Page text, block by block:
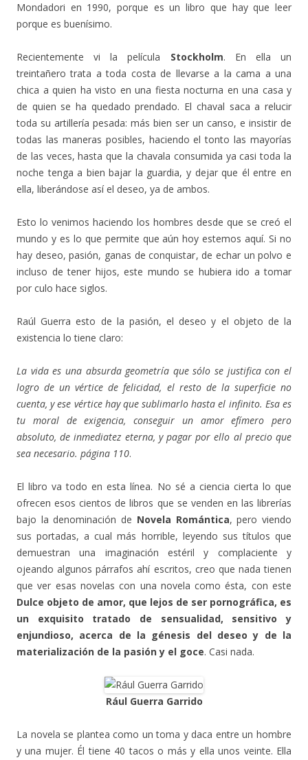
Mondadori en 1990, porque es un libro que hay que leer
porque es buenísimo.
Recientemente vi la película Stockholm. En ella un
treintañero trata a toda costa de llevarse a la cama a una
chica a quien ha visto en una fiesta nocturna en una casa y
de quien se ha quedado prendado. El chaval saca a relucir
toda su artillería pesada: más bien ser un canso, e insistir de
todas las maneras posibles, haciendo el tonto las mayorías
de las veces, hasta que la chavala consumida ya casi toda la
noche tenga a bien bajar la guardia, y dejar que él entre en
ella, liberándose así el deseo, ya de ambos.
Esto lo venimos haciendo los hombres desde que se creó el
mundo y es lo que permite que aún hoy estemos aquí. Si no
hay deseo, pasión, ganas de conquistar, de echar un polvo e
incluso de tener hijos, este mundo se hubiera ido a tomar
por culo hace siglos.
Raúl Guerra esto de la pasión, el deseo y el objeto de la
existencia lo tiene claro:
La vida es una absurda geometría que sólo se justifica con el
logro de un vértice de felicidad, el resto de la superficie no
cuenta, y ese vértice hay que sublimarlo hasta el infinito. Esa es
tu moral de exigencia, conseguir un amor efímero pero
absoluto, de inmediatez eterna, y pagar por ello al precio que
sea necesario. página 110.
El libro va todo en esta línea. No sé a ciencia cierta lo que
ofrecen esos cientos de libros que se venden en las librerías
bajo la denominación de Novela Romántica, pero viendo
sus portadas, a cual más horrible, leyendo sus títulos que
demuestran una imaginación estéril y complaciente y
ojeando algunos párrafos ahí escritos, creo que nada tienen
que ver esas novelas con una novela como ésta, con este
Dulce objeto de amor, que lejos de ser pornográfica, es
un exquisito tratado de sensualidad, sensitivo y
enjundioso, acerca de la génesis del deseo y de la
materialización de la pasión y el goce. Casi nada.
Rául Guerra Garrido
La novela se plantea como un toma y daca entre un hombre
y una mujer. Él tiene 40 tacos o más y ella unos veinte. Ella